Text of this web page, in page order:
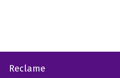
Reclame